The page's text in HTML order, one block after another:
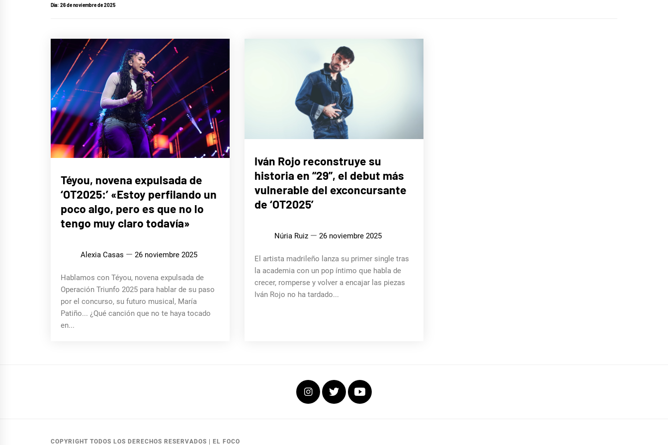
Día: 26 de noviembre de 2025
SERIES
Y TV
Téyou, novena expulsada de
‘OT2025:’ «Estoy perfilando un
poco algo, pero es que no lo
tengo muy claro todavía»
Alexia Casas 26 noviembre 2025
Hablamos con Téyou, novena expulsada de
Operación Triunfo 2025 para hablar de su paso
por el concurso, su futuro musical, María
Patiño... ¿Qué canción que no te haya tocado
en...
Iván Rojo reconstruye su
historia en “29”, el debut más
vulnerable del exconcursante
de ‘OT2025’
Núria Ruiz 26 noviembre 2025
El artista madrileño lanza su primer single tras
la academia con un pop íntimo que habla de
crecer, romperse y volver a encajar las piezas
Iván Rojo no ha tardado...
InstagramTwitterYoutube
COPYRIGHT TODOS LOS DERECHOS RESERVADOS EL FOCO